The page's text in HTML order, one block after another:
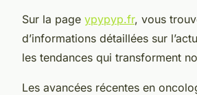
Sur la page ypypyp.fr, vous
d’informations détaillées sur
les tendances qui transforment
Les avancées récentes en